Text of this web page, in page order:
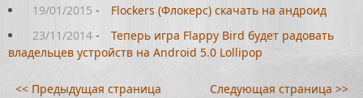
19/01/2015 -
Flockers (Флокерс) скачать на андроид
23/11/2014 -
Теперь игра Flappy Bird будет радовать
владельцев устройств на Android 5.0 Lollipop
<< Предыдущая страница Следующая страница >>